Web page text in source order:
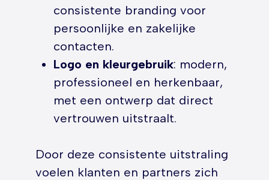
consistente branding voor
persoonlijke en zakelijke
contacten.
Logo en kleurgebruik: modern,
professioneel en herkenbaar,
met een ontwerp dat direct
vertrouwen uitstraalt.
Door deze consistente uitstraling
voelen klanten en partners zich